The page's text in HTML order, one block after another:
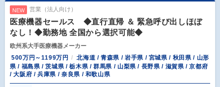
NEW 営業（法人向け）
医療機器セールス ◆直行直帰 ＆ 緊急呼び出しほぼ
なし！◆勤務地 全国から選択可能◆
欧州系大手医療機器メーカー
500万円～1199万円
北海道 / 青森県 / 岩手県 / 宮城県 / 秋田県 / 山形
県 / 福島県 / 茨城県 / 栃木県 / 群馬県 / 山梨県 / 長野県 / 滋賀県 / 京都府
/ 大阪府 / 兵庫県 / 奈良県 / 和歌山県